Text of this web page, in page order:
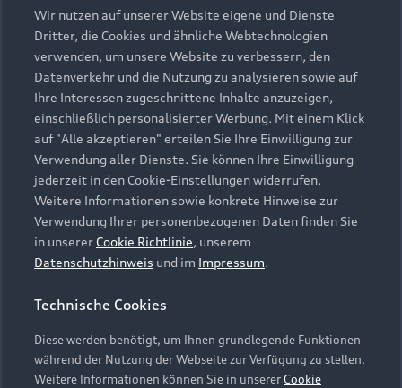
Elektromodelle
Plug-in-Hybride
Neuwagensuche
Gebrauchtwagensuche
Gebrauchtwagen
Finanzierung
Aktionen & Angebote
Geschäftskunden
Saisonale Angebote
Audi Services
Garantie
Audi digital services
myAudi
Support
Kundenservice
Händlersuche
Audi Code
Häufige Fragen (FAQ)
Audi Online Beratung
Bordbuch & Bedienungsanleitungen
Über Audi
Unternehmen
Karriere
Investor Relations
Presse & Media Center
Datenschutz
Audi erleben
Newsletter
© 2026 AUDI AG. Alle Rechte vorbehalten
Datenschutzinformation
Cookie-Richtlinie
Barrierefreiheit
Digital Services Act
EU Data Act
Wir nutzen auf unserer Website eigene und Dienste
Dritter, die Cookies und ähnliche Webtechnologien
verwenden, um unsere Website zu verbessern, den
Datenverkehr und die Nutzung zu analysieren sowie auf
Ihre Interessen zugeschnittene Inhalte anzuzeigen,
einschließlich personalisierter Werbung. Mit einem Klick
auf "Alle akzeptieren" erteilen Sie Ihre Einwilligung zur
Verwendung aller Dienste. Sie können Ihre Einwilligung
jederzeit in den Cookie-Einstellungen widerrufen.
Weitere Informationen sowie konkrete Hinweise zur
Verwendung Ihrer personenbezogenen Daten finden Sie
in unserer Cookie Richtlinie, unserem
Datenschutzhinweis und im Impressum.
Technische Cookies
Diese werden benötigt, um Ihnen grundlegende Funktionen
während der Nutzung der Webseite zur Verfügung zu stellen.
Weitere Informationen können Sie in unsererCookie